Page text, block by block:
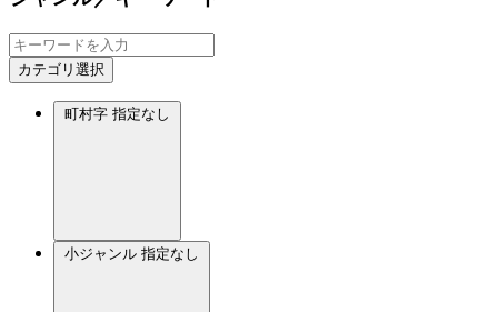
カテゴリ選択
町村字 指定なし
小ジャンル 指定なし